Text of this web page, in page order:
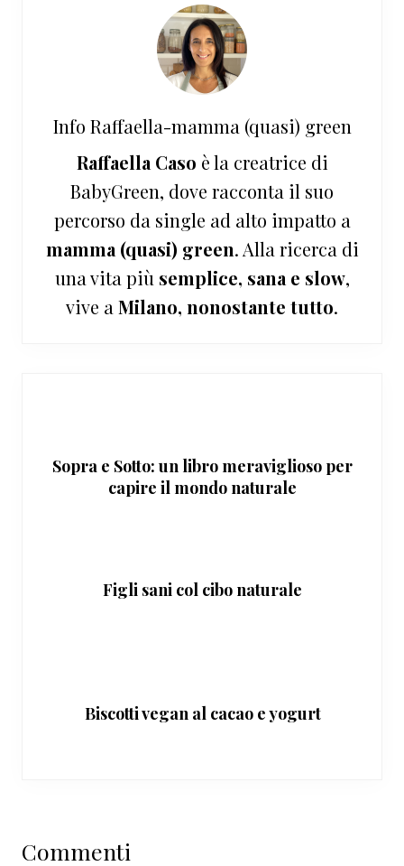
Info Raffaella-mamma (quasi) green
Raffaella Caso è la creatrice di
BabyGreen, dove racconta il suo
percorso da single ad alto impatto a
mamma (quasi) green. Alla ricerca di
una vita più semplice, sana e slow,
vive a Milano, nonostante tutto.
Sopra e Sotto: un libro meraviglioso per
capire il mondo naturale
Figli sani col cibo naturale
Biscotti vegan al cacao e yogurt
del
Commenti